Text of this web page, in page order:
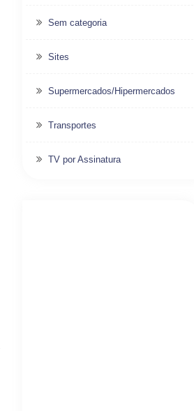
Sem categoria
Sites
Supermercados/Hipermercados
Transportes
TV por Assinatura